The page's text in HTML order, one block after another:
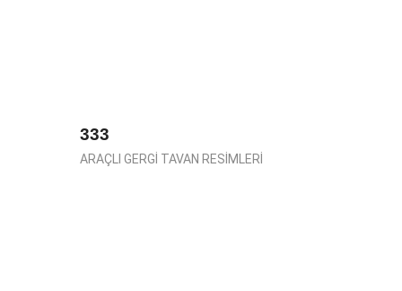
333
ARAÇLI GERGİ TAVAN RESİMLERİ